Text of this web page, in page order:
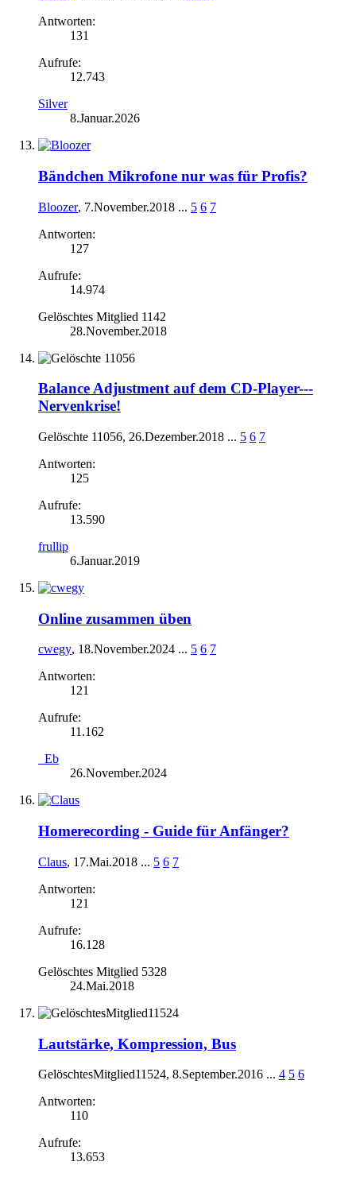
Antworten:
131
Aufrufe:
12.743
Silver
8.Januar.2026
Bändchen Mikrofone nur was für Profis?
Bloozer, 7.November.2018 ... 5 6 7
Antworten:
127
Aufrufe:
14.974
Gelöschtes Mitglied 1142
28.November.2018
Balance Adjustment auf dem CD-Player---
Nervenkrise!
Gelöschte 11056, 26.Dezember.2018 ... 5 6 7
Antworten:
125
Aufrufe:
13.590
frullip
6.Januar.2019
Online zusammen üben
cwegy, 18.November.2024 ... 5 6 7
Antworten:
121
Aufrufe:
11.162
_Eb
26.November.2024
Homerecording - Guide für Anfänger?
Claus, 17.Mai.2018 ... 5 6 7
Antworten:
121
Aufrufe:
16.128
Gelöschtes Mitglied 5328
24.Mai.2018
Lautstärke, Kompression, Bus
GelöschtesMitglied11524, 8.September.2016 ... 4 5 6
Antworten:
110
Aufrufe:
13.653